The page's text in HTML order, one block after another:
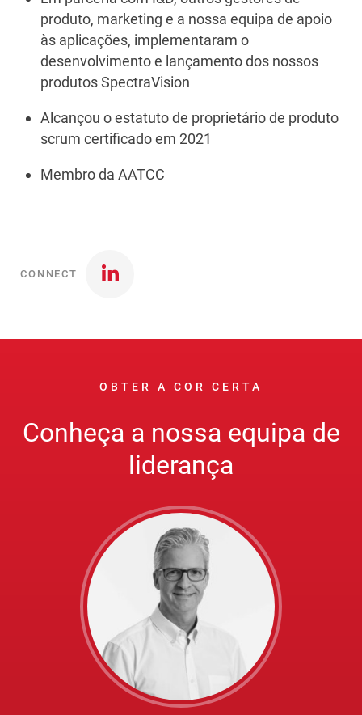
CONNECT
produto, marketing e a nossa equipa de apoio
às aplicações, implementaram o
desenvolvimento e lançamento dos nossos
produtos SpectraVision
Alcançou o estatuto de proprietário de produto
scrum certificado em 2021
Membro da AATCC
OBTER A COR CERTA
Conheça a nossa equipa de
liderança